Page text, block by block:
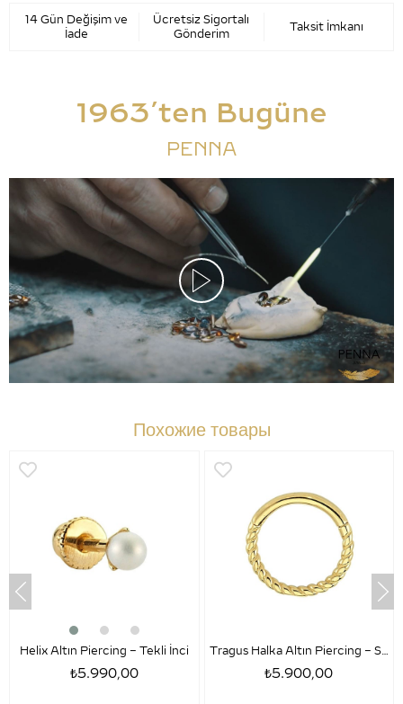
14 Gün Değişim ve
İade
Ücretsiz Sigortalı
Gönderim
Taksit İmkanı
1963’ten Bugüne
PENNA
Похожие товары
Helix Altın Piercing – Tekli İnci
₺5.990,00
Tragus Halka Altın Piercing – Sezar
₺5.900,00